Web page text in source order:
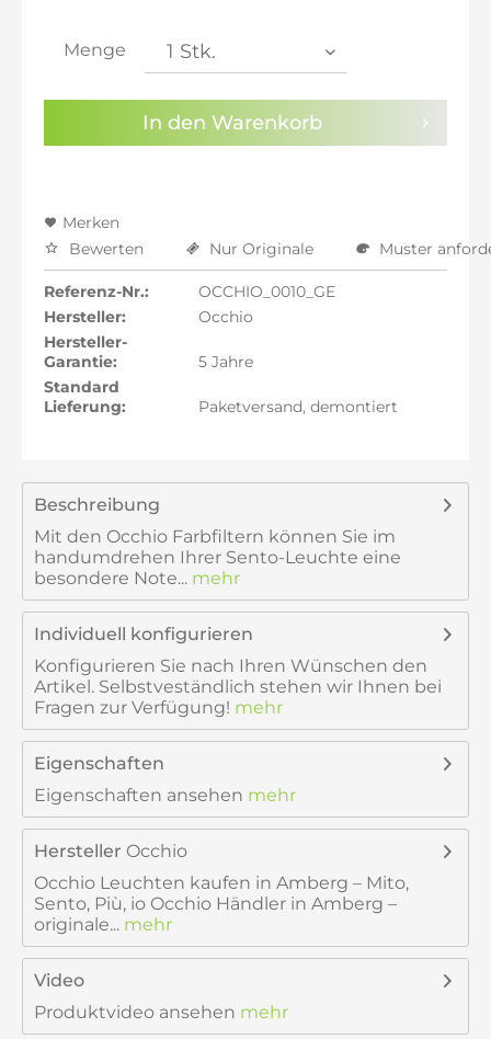
Sie haben dieDatenschutzbestimmungenzur
Kenntnis genommen.
inkl. 21% MwSt.: 88,46 €
inkl. 22% MwSt.: 89,19 €
Menge
In den Warenkorb
Merken
Bewerten
Nur Originale Muster
Referenz-Nr.:
OCCHIO_0010_GE
Hersteller:
Occhio
Hersteller-
Garantie:
5 Jahre
Standard
Lieferung:
Paketversand, demontiert
Beschreibung
Mit den Occhio Farbfiltern können Sie im
handumdrehen Ihrer Sento-Leuchte eine
besondere Note... mehr
Individuell konfigurieren
Konfigurieren Sie nach Ihren Wünschen den
Artikel. Selbstveständlich stehen wir Ihnen bei
Fragen zur Verfügung! mehr
Eigenschaften
Eigenschaften ansehen mehr
Hersteller Occhio
Occhio Leuchten kaufen in Amberg – Mito,
Sento, Più, io Occhio Händler in Amberg –
originale... mehr
Video
Produktvideo ansehen mehr